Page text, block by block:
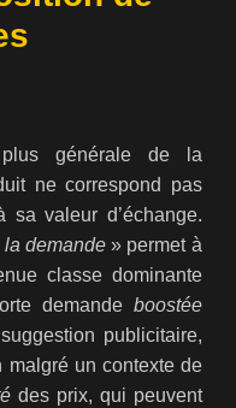
générale de la
ne correspond pas
sa valeur d’échange.
la demande» permet à
classe dominante
demande boostée
publicitaire,
malgré un contexte de
des prix, qui peuvent